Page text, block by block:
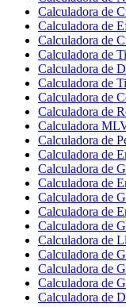
Calculadora de
Calculadora de
Calculadora de
Calculadora de
Calculadora de
Calculadora de
Calculadora de
Calculadora de
Calculadora
Calculadora de
Calculadora de
Calculadora de
Calculadora de
Calculadora de
Calculadora de
Calculadora de
Calculadora de
Calculadora de
Calculadora de
Calculadora de
Calculadora de